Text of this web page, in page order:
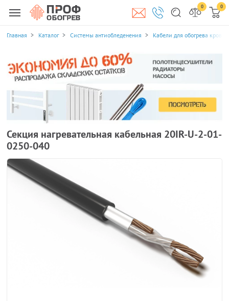
0 0
Главная Каталог Системы антиобледенения Кабели для обогрева
Секция нагревательная кабельная 20IR-U-2-01-
0250-040